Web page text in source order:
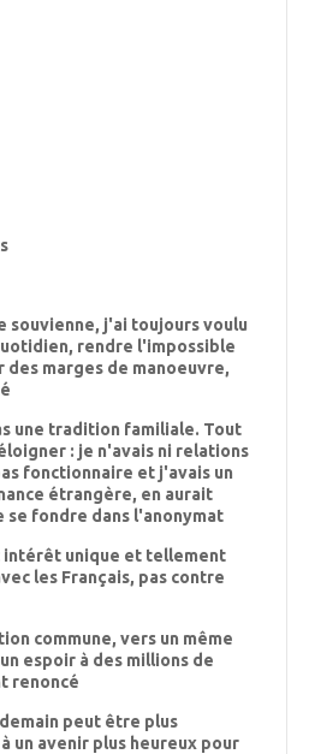
souvienne, j'ai toujours voulu
rendre l'impossible
marges de manoeuvre,
une tradition familiale. Tout
: je n'avais ni relations
fonctionnaire et j'avais un
étrangère, en aurait
se fondre dans l'anonymat
intérêt unique et tellement
les Français, pas contre
commune, vers un même
espoir à des millions de
renoncé
peut être plus
un avenir plus heureux pour